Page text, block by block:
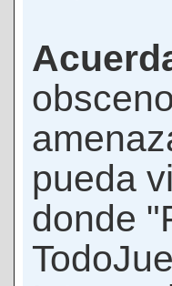
pueda
donde